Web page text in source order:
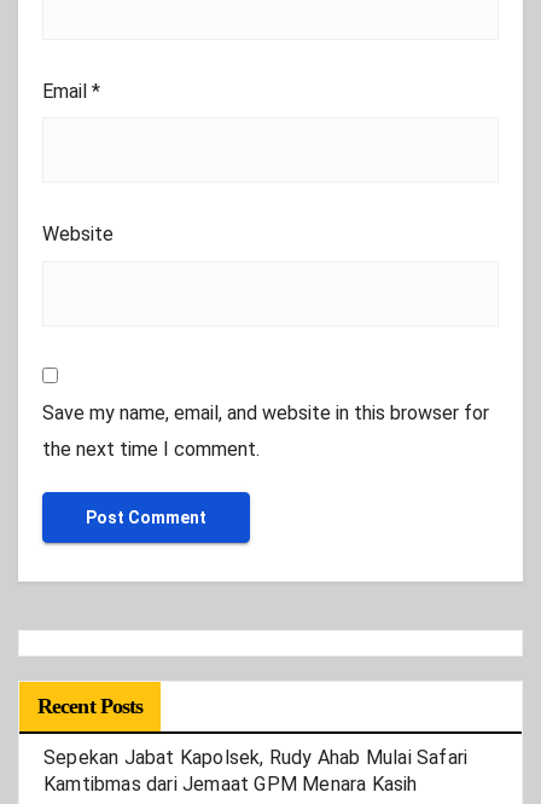
Email *
Website
Save my name, email, and website in this browser for
the next time I comment.
Recent Posts
Sepekan Jabat Kapolsek, Rudy Ahab Mulai Safari
Kamtibmas dari Jemaat GPM Menara Kasih